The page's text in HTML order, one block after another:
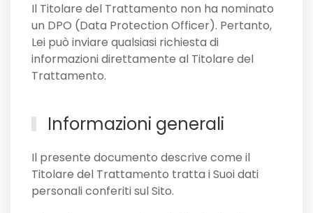
Il Titolare del Trattamento non ha nominato
un DPO (Data Protection Officer). Pertanto,
Lei può inviare qualsiasi richiesta di
informazioni direttamente al Titolare del
Trattamento.
Informazioni generali
Il presente documento descrive come il
Titolare del Trattamento tratta i Suoi dati
personali conferiti sul Sito.